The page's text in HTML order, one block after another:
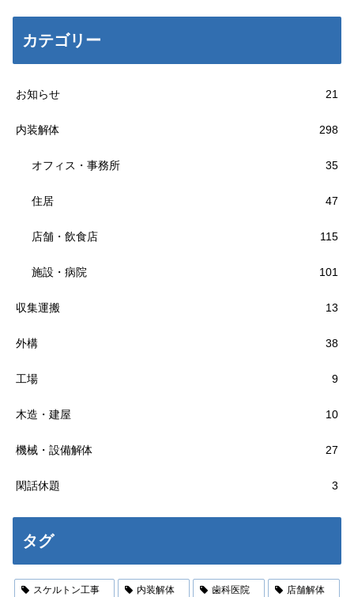
カテゴリー
お知らせ 21
内装解体 298
オフィス・事務所 35
住居 47
店舗・飲食店 115
施設・病院 101
収集運搬 13
外構 38
工場 9
木造・建屋 10
機械・設備解体 27
閑話休題 3
タグ
スケルトン工事 内装解体 歯科医院 店舗解体